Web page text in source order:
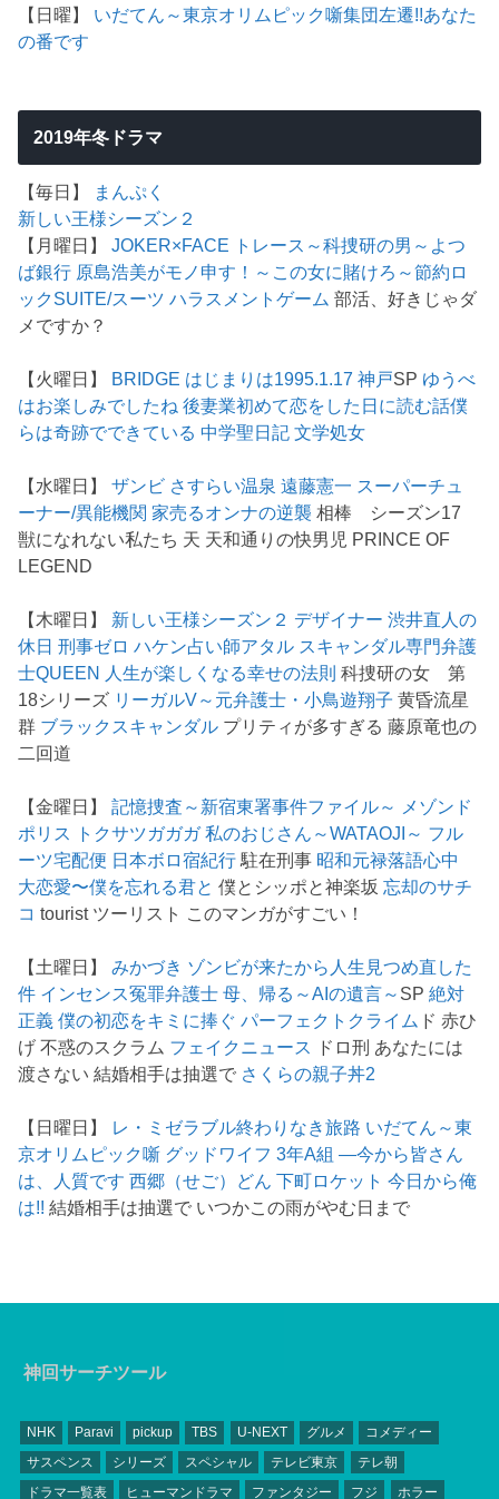
【日曜】 いだてん～東京オリムピック噺集団左遷!!あなた
の番です
2019年冬ドラマ
【毎日】
まんぷく
新しい王様シーズン２
【月曜日】JOKER×FACE トレース～科捜研の男～ よつ
ば銀行 原島浩美がモノ申す！～この女に賭けろ～節約ロ
ック SUITE/スーツ ハラスメントゲーム 部活、好きじゃダ
メですか？
【火曜日】 BRIDGE はじまりは1995.1.17 神戸SP ゆうべ
はお楽しみでしたね 後妻業初めて恋をした日に読む話僕
らは奇跡でできている 中学聖日記 文学処女
【水曜日】ザンビ さすらい温泉 遠藤憲一 スーパーチュ
ーナー/異能機関 家売るオンナの逆襲 相棒 シーズン17
獣になれない私たち 天 天和通りの快男児 PRINCE OF
LEGEND
【木曜日】 新しい王様シーズン２ デザイナー 渋井直人の
休日 刑事ゼロ ハケン占い師アタル スキャンダル専門弁護
士QUEEN 人生が楽しくなる幸せの法則 科捜研の女 第
18シリーズ リーガルV～元弁護士・小鳥遊翔子 黄昏流星
群 ブラックスキャンダル プリティが多すぎる 藤原竜也の
二回道
【金曜日】記憶捜査～新宿東署事件ファイル～
メゾンド
ポリス
トクサツガガガ 私のおじさん～WATAOJI～ フル
ーツ宅配便 日本ボロ宿紀行 駐在刑事 昭和元禄落語心中
大恋愛〜僕を忘れる君と 僕とシッポと神楽坂忘却のサチ
コ tourist ツーリスト このマンガがすごい！
【土曜日】みかづき ゾンビが来たから人生見つめ直した
件 インセンス冤罪弁護士 母、帰る～AIの遺言～ SP絶対
正義 僕の初恋をキミに捧ぐ パーフェクトクライム ド 赤ひ
げ 不惑のスクラム フェイクニュース
ドロ刑 あなたには
渡さない 結婚相手は抽選で さくらの親子丼2
【日曜日】 レ・ミゼラブル終わりなき旅路 いだてん～東
京オリムピック噺 グッドワイフ 3年A組 ―今から皆さん
は、人質です 西郷（せご）どん 下町ロケット 今日から俺
は!! 結婚相手は抽選で いつかこの雨がやむ日まで
神回サーチツール
NHK Paravi pickup TBS U-NEXT グルメ
コメディー
サスペンス
シリーズ スペシャル テレビ東京
テレ朝
ドラマ一覧表
ヒューマンドラマ ファンタジー フジ ホラー